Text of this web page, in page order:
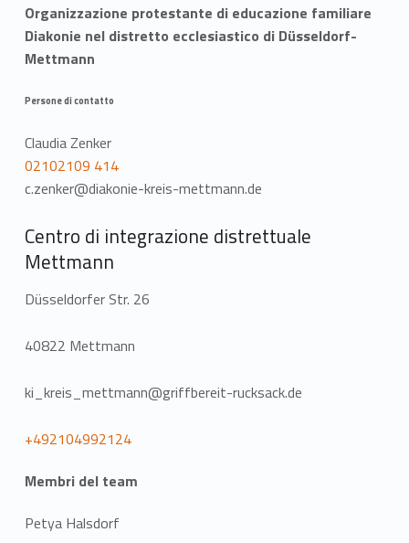
Organizzazione protestante di educazione familiare
Diakonie nel distretto ecclesiastico di Düsseldorf-
Mettmann
Persone di contatto
Claudia Zenker
02102109 414
c.zenker@diakonie-kreis-mettmann.de
Centro di integrazione distrettuale
Mettmann
Düsseldorfer Str. 26
40822 Mettmann
ki_kreis_mettmann@griffbereit-rucksack.de
+492104992124
Membri del team
Petya Halsdorf